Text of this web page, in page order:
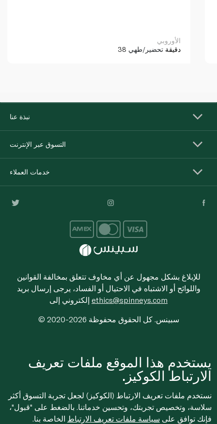
الأوروبي
38 دقيقة تحضير/طهي
نبذة عنا
التسوق عبر الإنترنت
خدمات العملاء
للإبلاغ بشكل مجهول عن أي مخاوف تتعلق بمخالفة القوانين
واللوائح أو الاشتباه في الاحتيال أو الفساد، يرجى إرسال بريد
ethics@spinneys.com
© 2020-2026 سبينس. كل الحقوق محفوظة
يستخدم هذا الموقع ملفات تعريف
الارتباط الكوكيز.
نستخدم ملفات تعريف الارتباط (الكوكيز) لجعل تجربة التسوق أكثر
سلاسة، وتخصيص تجربتك، وتحسين خدماتنا. بالضغط على "قبول"،
فإنك توافق على سياسة ملفات تعريف الارتباط الخاصة بنا.